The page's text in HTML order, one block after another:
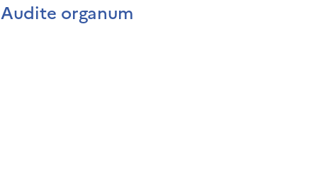
Audite organum